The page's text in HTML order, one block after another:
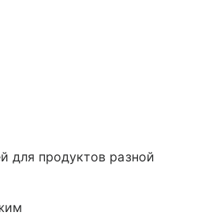
для продуктов разной